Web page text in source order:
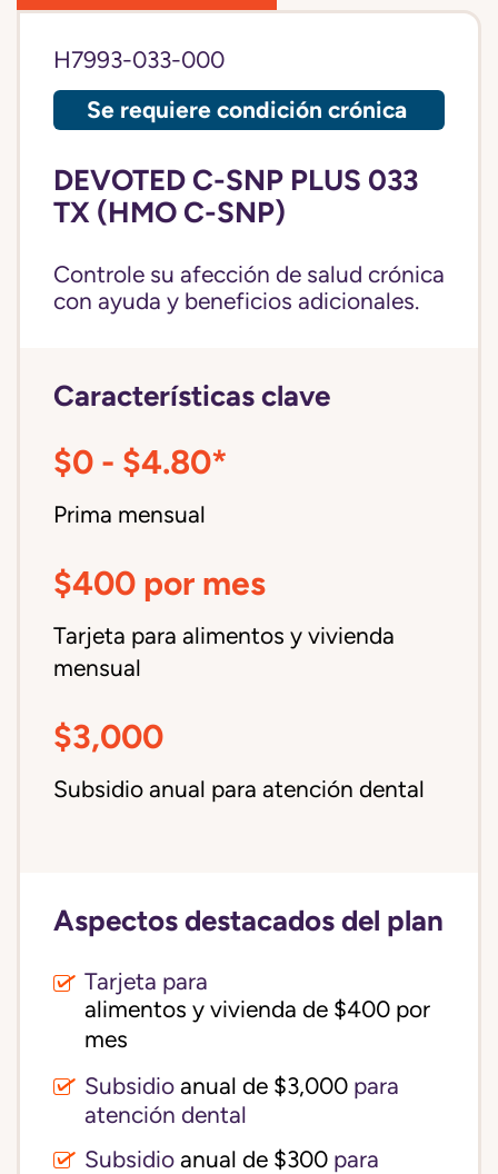
H7993-033-000
Se requiere condición crónica
DEVOTED C-SNP PLUS 033
TX (HMO C-SNP)
Controle su afección de salud crónica
con ayuda y beneficios adicionales.
Características clave
$0 - $4.80*
Prima mensual
$400 por mes
Tarjeta para alimentos y vivienda
mensual
$3,000
Subsidio anual para atención dental
Aspectos destacados del plan
Tarjeta para
alimentos y vivienda de $400 por
mes
Subsidio anual de $3,000 para
atención dental
Subsidio anual de $300 para